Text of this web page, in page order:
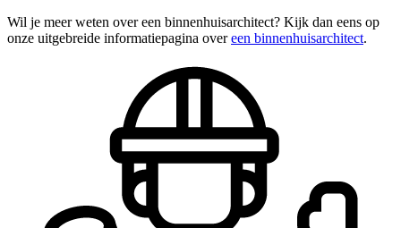
Wil je meer weten over een binnenhuisarchitect? Kijk dan eens op
onze uitgebreide informatiepagina overeen binnenhuisarchitect.